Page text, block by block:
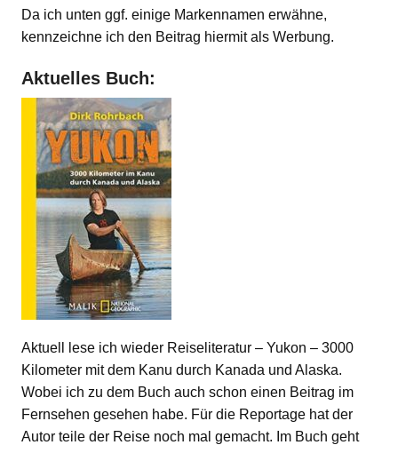
Da ich unten ggf. einige Markennamen erwähne,
kennzeichne ich den Beitrag hiermit als Werbung.
Aktuelles Buch:
Aktuell lese ich wieder Reiseliteratur – Yukon – 3000
Kilometer mit dem Kanu durch Kanada und Alaska.
Wobei ich zu dem Buch auch schon einen Beitrag im
Fernsehen gesehen habe. Für die Reportage hat der
Autor teile der Reise noch mal gemacht. Im Buch geht